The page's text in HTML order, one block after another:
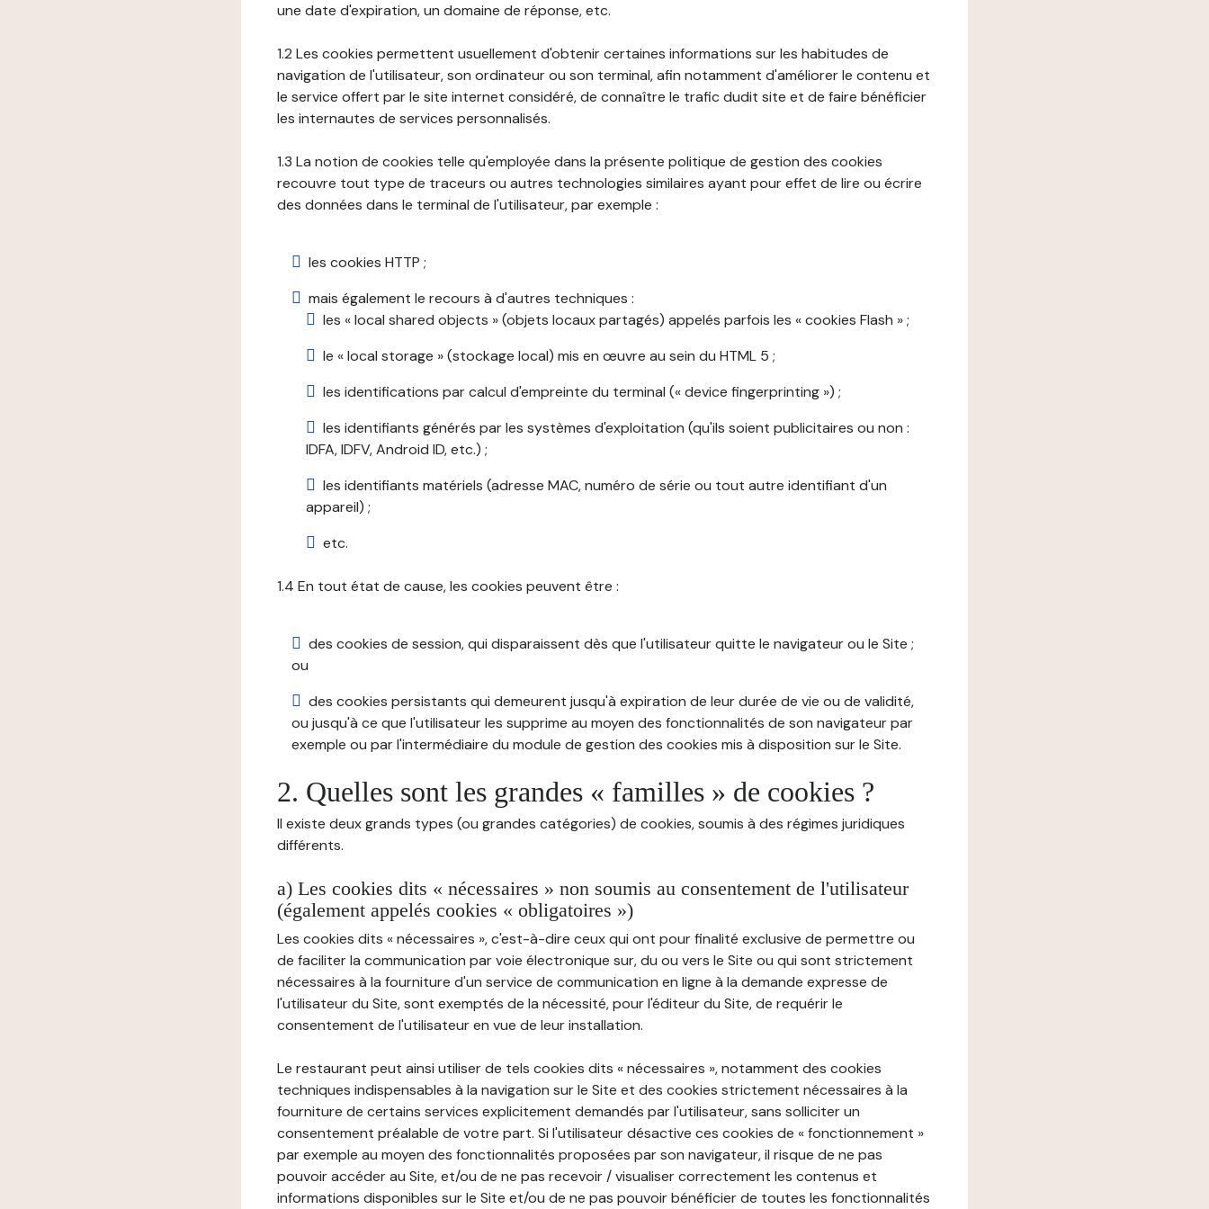
une date d'expiration, un domaine de réponse, etc.
1.2 Les cookies permettent usuellement d'obtenir certaines informations sur les habitudes de
navigation de l'utilisateur, son ordinateur ou son terminal, afin notamment d'améliorer le contenu et
le service offert par le site internet considéré, de connaître le trafic dudit site et de faire bénéficier
les internautes de services personnalisés.
1.3 La notion de cookies telle qu'employée dans la présente politique de gestion des cookies
recouvre tout type de traceurs ou autres technologies similaires ayant pour effet de lire ou écrire
des données dans le terminal de l'utilisateur, par exemple :
les cookies HTTP ;
mais également le recours à d'autres techniques :
les « local shared objects » (objets locaux partagés) appelés parfois les « cookies Flash » ;
le « local storage » (stockage local) mis en œuvre au sein du HTML 5 ;
les identifications par calcul d'empreinte du terminal (« device fingerprinting ») ;
les identifiants générés par les systèmes d'exploitation (qu'ils soient publicitaires ou non :
IDFA, IDFV, Android ID, etc.) ;
les identifiants matériels (adresse MAC, numéro de série ou tout autre identifiant d'un
appareil) ;
etc.
1.4 En tout état de cause, les cookies peuvent être :
des cookies de session, qui disparaissent dès que l'utilisateur quitte le navigateur ou le Site ;
ou
des cookies persistants qui demeurent jusqu'à expiration de leur durée de vie ou de validité,
ou jusqu'à ce que l'utilisateur les supprime au moyen des fonctionnalités de son navigateur par
exemple ou par l'intermédiaire du module de gestion des cookies mis à disposition sur le Site.
2. Quelles sont les grandes « familles » de cookies ?
Il existe deux grands types (ou grandes catégories) de cookies, soumis à des régimes juridiques
différents.
a) Les cookies dits « nécessaires » non soumis au consentement de l'utilisateur
(également appelés cookies « obligatoires »)
Les cookies dits « nécessaires », c'est-à-dire ceux qui ont pour finalité exclusive de permettre ou
de faciliter la communication par voie électronique sur, du ou vers le Site ou qui sont strictement
nécessaires à la fourniture d'un service de communication en ligne à la demande expresse de
l'utilisateur du Site, sont exemptés de la nécessité, pour l'éditeur du Site, de requérir le
consentement de l'utilisateur en vue de leur installation.
Le restaurant peut ainsi utiliser de tels cookies dits « nécessaires », notamment des cookies
techniques indispensables à la navigation sur le Site et des cookies strictement nécessaires à la
fourniture de certains services explicitement demandés par l'utilisateur, sans solliciter un
consentement préalable de votre part. Si l'utilisateur désactive ces cookies de « fonctionnement »
par exemple au moyen des fonctionnalités proposées par son navigateur, il risque de ne pas
pouvoir accéder au Site, et/ou de ne pas recevoir / visualiser correctement les contenus et
informations disponibles sur le Site et/ou de ne pas pouvoir bénéficier de toutes les fonctionnalités